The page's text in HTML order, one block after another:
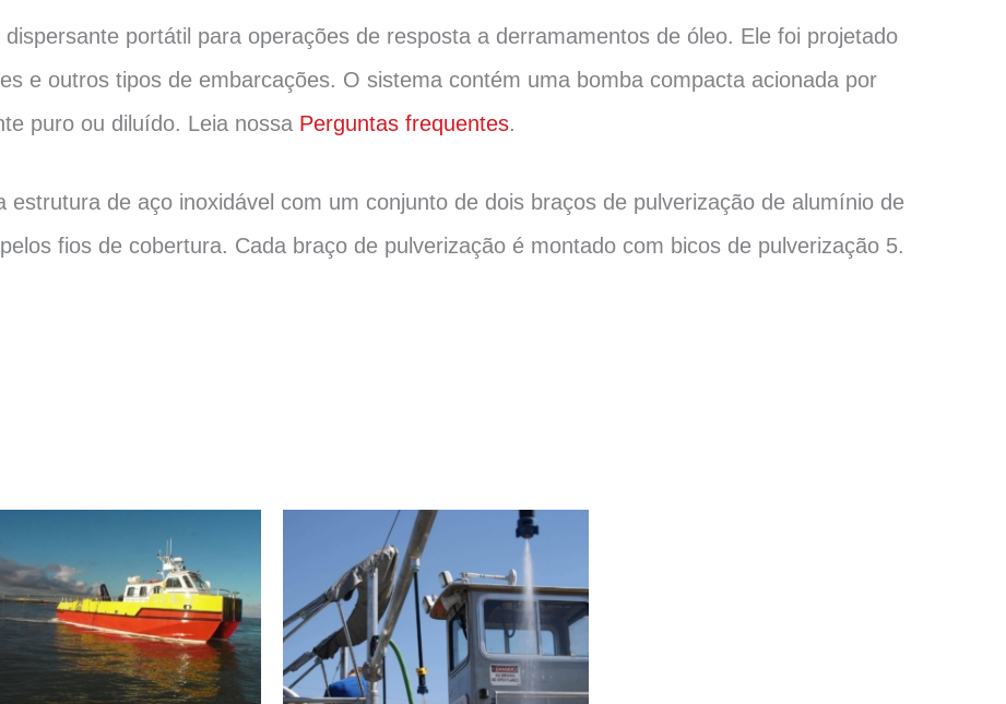
portátil para operações de resposta a derramamentos de óleo. Ele foi projetado
e outros tipos de embarcações. O sistema contém uma bomba compacta acionada por
puro ou diluído. Leia nossa Perguntas frequentes.
de aço inoxidável com um conjunto de dois braços de pulverização de alumínio de
fios de cobertura. Cada braço de pulverização é montado com bicos de pulverização 5.